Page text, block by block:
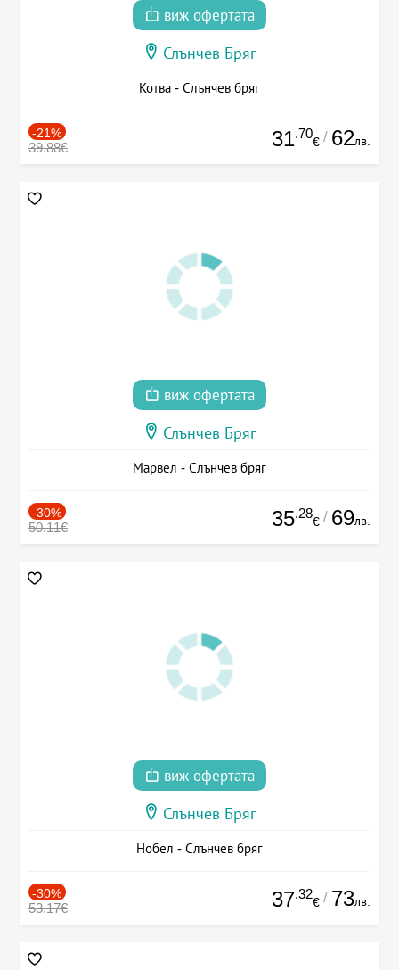
виж офертата
Слънчев Бряг
Котва - Слънчев бряг
-21%
39.88€ 31.70
€ / 62лв.
виж офертата
Слънчев Бряг
Марвел - Слънчев бряг
-30%
50.11€ 35.28
€ / 69лв.
виж офертата
Слънчев Бряг
Нобел - Слънчев бряг
-30%
53.17€ 37.32
€ / 73лв.